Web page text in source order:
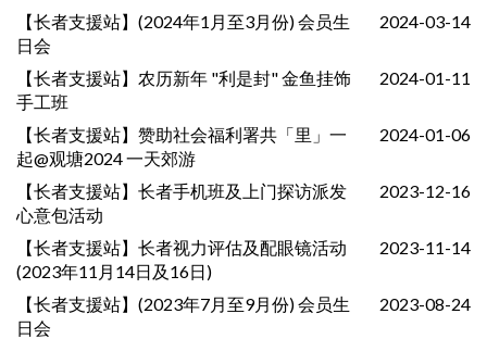
【长者支援站】(2024年1月至3月份) 会员生
日会
2024-03-14
【长者支援站】农历新年 "利是封" 金鱼挂饰
手工班
2024-01-11
【长者支援站】赞助社会福利署共「里」一
起@观塘2024 一天郊游
2024-01-06
【长者支援站】长者手机班及上门探访派发
心意包活动
2023-12-16
【长者支援站】长者视力评估及配眼镜活动
(2023年11月14日及16日)
2023-11-14
【长者支援站】(2023年7月至9月份) 会员生
日会
2023-08-24